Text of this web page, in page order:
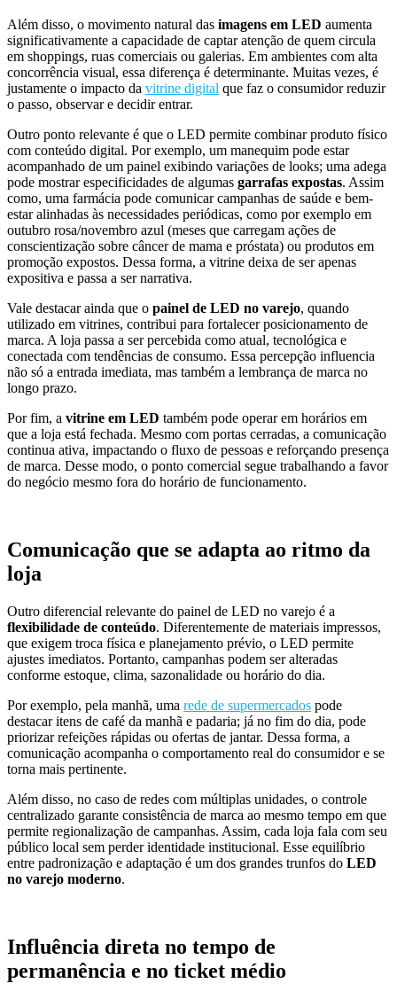
Além disso, o movimento natural das imagens em LED aumenta
significativamente a capacidade de captar atenção de quem circula
em shoppings, ruas comerciais ou galerias. Em ambientes com alta
concorrência visual, essa diferença é determinante. Muitas vezes, é
justamente o impacto da vitrine digital que faz o consumidor reduzir
o passo, observar e decidir entrar.
Outro ponto relevante é que o LED permite combinar produto físico
com conteúdo digital. Por exemplo, um manequim pode estar
acompanhado de um painel exibindo variações de looks; uma adega
pode mostrar especificidades de algumas garrafas expostas. Assim
como, uma farmácia pode comunicar campanhas de saúde e bem-
estar alinhadas às necessidades periódicas, como por exemplo em
outubro rosa/novembro azul (meses que carregam ações de
conscientização sobre câncer de mama e próstata) ou produtos em
promoção expostos. Dessa forma, a vitrine deixa de ser apenas
expositiva e passa a ser narrativa.
Vale destacar ainda que o painel de LED no varejo, quando
utilizado em vitrines, contribui para fortalecer posicionamento de
marca. A loja passa a ser percebida como atual, tecnológica e
conectada com tendências de consumo. Essa percepção influencia
não só a entrada imediata, mas também a lembrança de marca no
longo prazo.
Por fim, a vitrine em LED também pode operar em horários em
que a loja está fechada. Mesmo com portas cerradas, a comunicação
continua ativa, impactando o fluxo de pessoas e reforçando presença
de marca. Desse modo, o ponto comercial segue trabalhando a favor
do negócio mesmo fora do horário de funcionamento.
Comunicação que se adapta ao ritmo da
loja
Outro diferencial relevante do painel de LED no varejo é a
flexibilidade de conteúdo. Diferentemente de materiais impressos,
que exigem troca física e planejamento prévio, o LED permite
ajustes imediatos. Portanto, campanhas podem ser alteradas
conforme estoque, clima, sazonalidade ou horário do dia.
Por exemplo, pela manhã, uma rede de supermercados pode
destacar itens de café da manhã e padaria; já no fim do dia, pode
priorizar refeições rápidas ou ofertas de jantar. Dessa forma, a
comunicação acompanha o comportamento real do consumidor e se
torna mais pertinente.
Além disso, no caso de redes com múltiplas unidades, o controle
centralizado garante consistência de marca ao mesmo tempo em que
permite regionalização de campanhas. Assim, cada loja fala com seu
público local sem perder identidade institucional. Esse equilíbrio
entre padronização e adaptação é um dos grandes trunfos do LED
no varejo moderno.
Influência direta no tempo de
permanência e no ticket médio